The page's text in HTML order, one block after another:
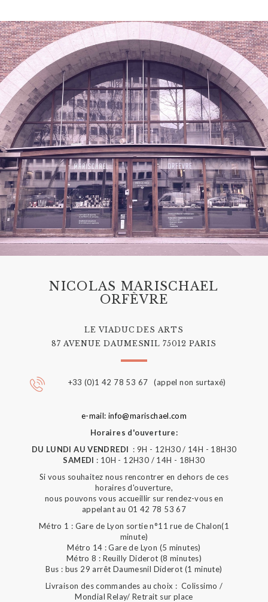
NICOLAS MARISCHAEL
ORFÈVRE
LE VIADUC DES ARTS
87 AVENUE DAUMESNIL 75012 PARIS
+33 (0)1 42 78 53 67 (appel non surtaxé)
e-mail: info@marischael.com
Horaires d'ouverture:
DU LUNDI AU VENDREDI : 9H - 12H30 / 14H - 18H30
SAMEDI : 10H - 12H30 / 14H - 18H30
Si vous souhaitez nous rencontrer en dehors de ces
horaires d'ouverture,
nous pouvons vous accueillir sur rendez-vous en
appelant au 01 42 78 53 67
Métro 1 : Gare de Lyon sortie n°11 rue de Chalon(1
minute)
Métro 14 : Gare de Lyon (5 minutes)
Métro 8 : Reuilly Diderot (8 minutes)
Bus : bus 29 arrêt Daumesnil Diderot (1 minute)
Livraison des commandes au choix : Colissimo /
Mondial Relay/ Retrait sur place